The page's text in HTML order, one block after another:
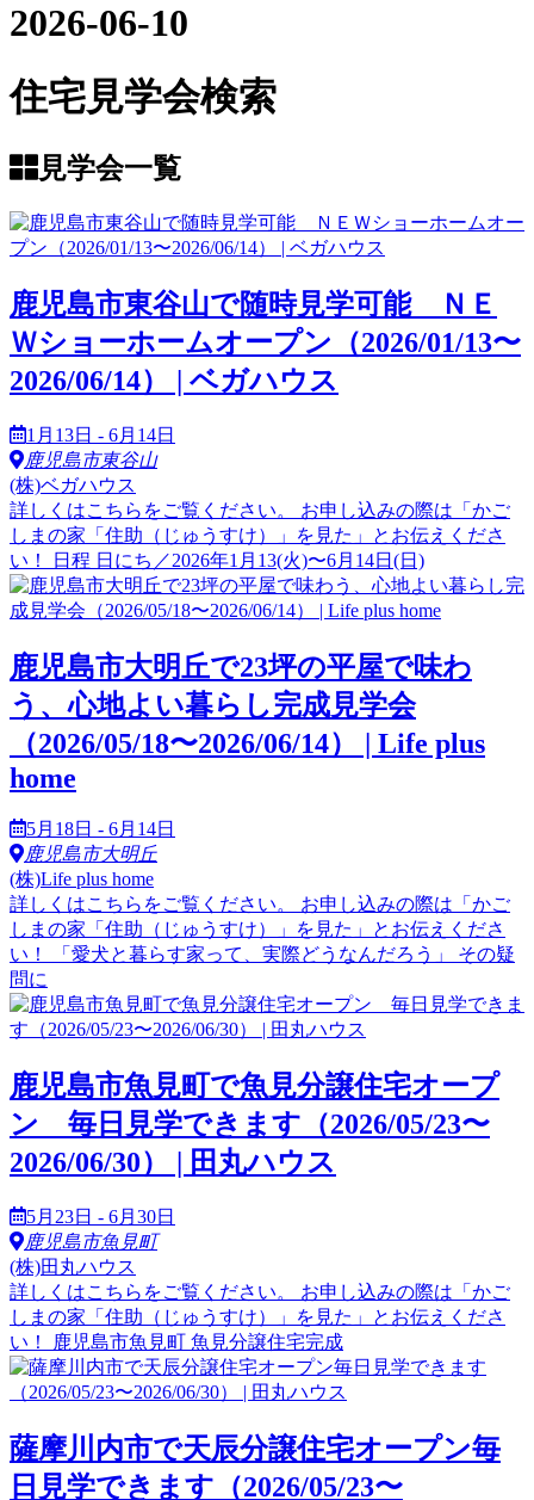
2026-06-10
住宅見学会検索
見学会一覧
鹿児島市東谷山で随時見学可能 ＮＥ
Ｗショーホームオープン（2026/01/13〜
2026/06/14） | ベガハウス
1月13日 - 6月14日
鹿児島市東谷山
(株)ベガハウス
詳しくはこちらをご覧ください。 お申し込みの際は「かご
しまの家「住助（じゅうすけ）」を見た」とお伝えくださ
い！ 日程 日にち／2026年1月13(火)〜6月14日(日)
鹿児島市大明丘で23坪の平屋で味わ
う、心地よい暮らし完成見学会
（2026/05/18〜2026/06/14） | Life plus
home
5月18日 - 6月14日
鹿児島市大明丘
(株)Life plus home
詳しくはこちらをご覧ください。 お申し込みの際は「かご
しまの家「住助（じゅうすけ）」を見た」とお伝えくださ
い！ 「愛犬と暮らす家って、実際どうなんだろう」 その疑
問に
鹿児島市魚見町で魚見分譲住宅オープ
ン 毎日見学できます（2026/05/23〜
2026/06/30） | 田丸ハウス
5月23日 - 6月30日
鹿児島市魚見町
(株)田丸ハウス
詳しくはこちらをご覧ください。 お申し込みの際は「かご
しまの家「住助（じゅうすけ）」を見た」とお伝えくださ
い！ 鹿児島市魚見町 魚見分譲住宅完成
薩摩川内市で天辰分譲住宅オープン毎
日見学できます（2026/05/23〜